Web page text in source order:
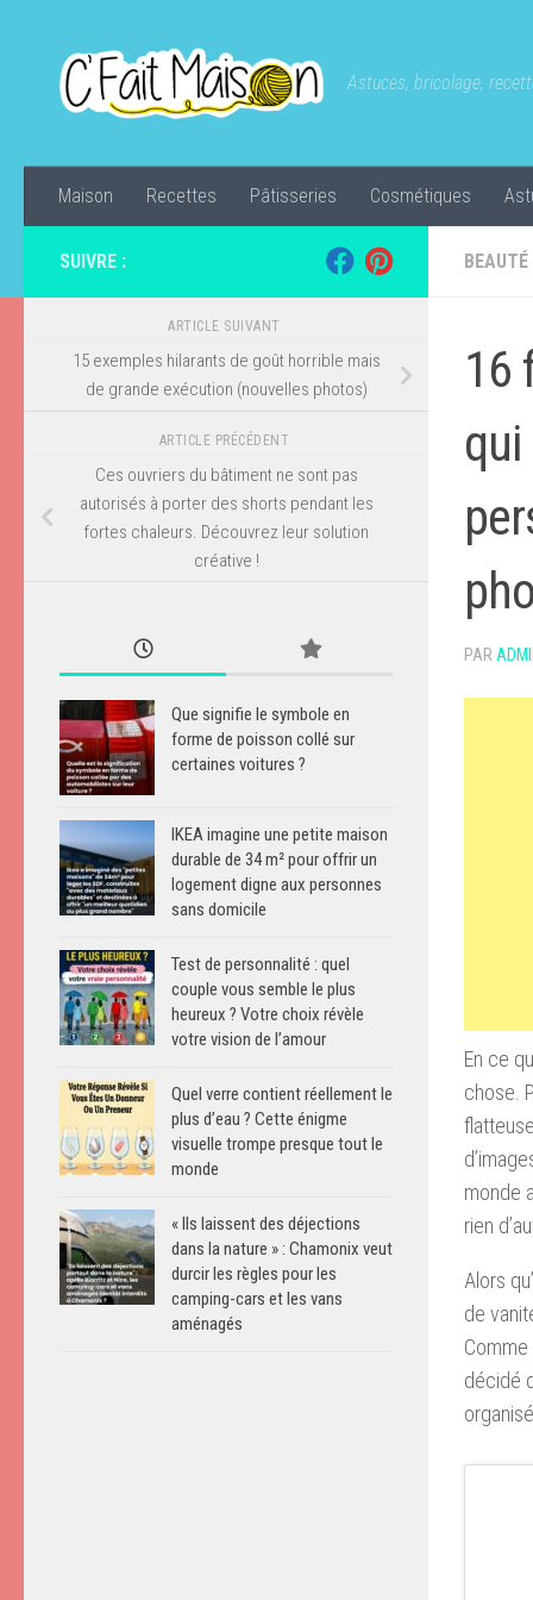
Astuces, bricolage,
Maison Recettes Pâtisseries Cosmétiques
BEAUTÉ
16
PAR
En ce
chose.
monde
rien
Alors
de
décidé
SUIVRE :
ARTICLE SUIVANT
15 exemples hilarants de goût horrible mais
de grande exécution (nouvelles photos)
ARTICLE PRÉCÉDENT
Ces ouvriers du bâtiment ne sont pas
autorisés à porter des shorts pendant les
fortes chaleurs. Découvrez leur solution
créative !
Que signifie le symbole en
forme de poisson collé sur
certaines voitures ?
IKEA imagine une petite maison
durable de 34 m² pour offrir un
logement digne aux personnes
sans domicile
Test de personnalité : quel
couple vous semble le plus
heureux ? Votre choix révèle
votre vision de l’amour
Quel verre contient réellement le
plus d’eau ? Cette énigme
visuelle trompe presque tout le
monde
« Ils laissent des déjections
dans la nature » : Chamonix veut
durcir les règles pour les
camping-cars et les vans
aménagés